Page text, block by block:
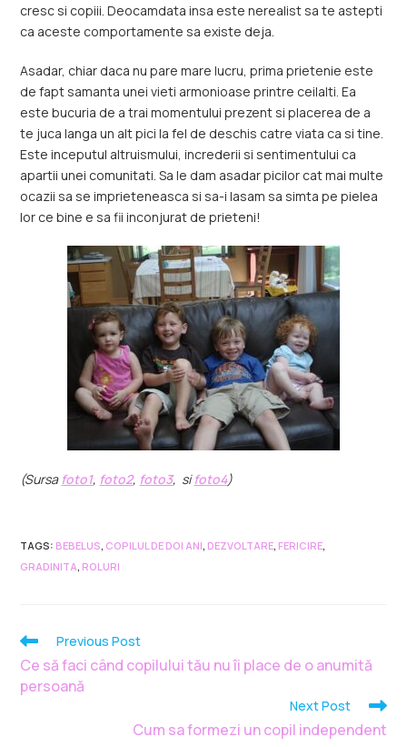
cresc si copiii. Deocamdata insa este nerealist sa te astepti
ca aceste comportamente sa existe deja.
Asadar, chiar daca nu pare mare lucru, prima prietenie este
de fapt samanta unei vieti armonioase printre ceilalti. Ea
este bucuria de a trai momentului prezent si placerea de a
te juca langa un alt pici la fel de deschis catre viata ca si tine.
Este inceputul altruismului, increderii si sentimentului ca
apartii unei comunitati. Sa le dam asadar picilor cat mai multe
ocazii sa se imprieteneasca si sa-i lasam sa simta pe pielea
lor ce bine e sa fii inconjurat de prieteni!
(Sursa foto1, foto2, foto3, sifoto4)
TAGS: BEBELUS COPILUL DE DOI ANI DEZVOLTARE FERICIRE
GRADINITA ROLURI
Previous Post
Ce să faci când copilului tău nu îi place de o anumită
persoană
Next Post
Cum sa formezi un copil independent